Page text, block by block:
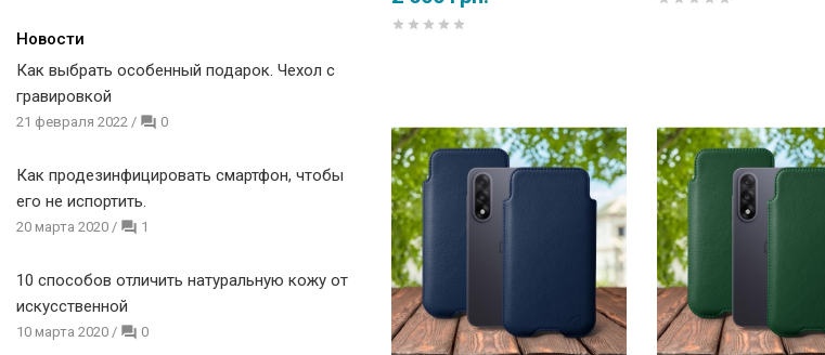
Новости
Как выбрать особенный подарок. Чехол с
гравировкой
21 февраля 2022 / 0
Как продезинфицировать смартфон, чтобы
его не испортить.
20 марта 2020 / 1
10 способов отличить натуральную кожу от
искусственной
10 марта 2020 / 0